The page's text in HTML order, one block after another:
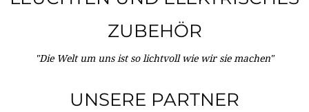
ZUBEHÖR
"Die Welt um uns ist so lichtvoll wie wir sie machen"
UNSERE PARTNER